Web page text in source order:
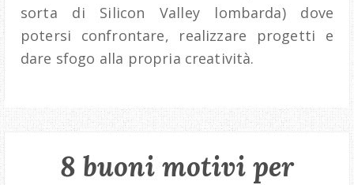
sorta di Silicon Valley lombarda) dove
potersi confrontare, realizzare progetti e
dare sfogo alla propria creatività.
8 buoni motivi per